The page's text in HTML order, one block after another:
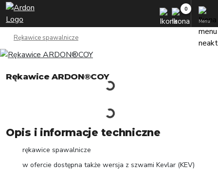
Menu
Rękawice spawalnicze
Rękawice ARDON®COY
Opis i informacje techniczne
rękawice spawalnicze
w ofercie dostępna także wersja z szwami Kevlar (KEV)